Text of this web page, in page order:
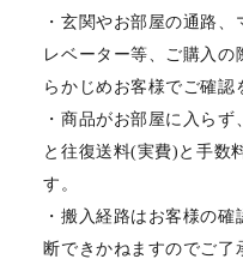
・玄関やお部屋の通路
レベーター等、ご購入の
らかじめお客様でご確認
・商品がお部屋に入ら
と往復送料(実費)と手数
す。
・搬入経路はお客様の
断できかねますのでご了